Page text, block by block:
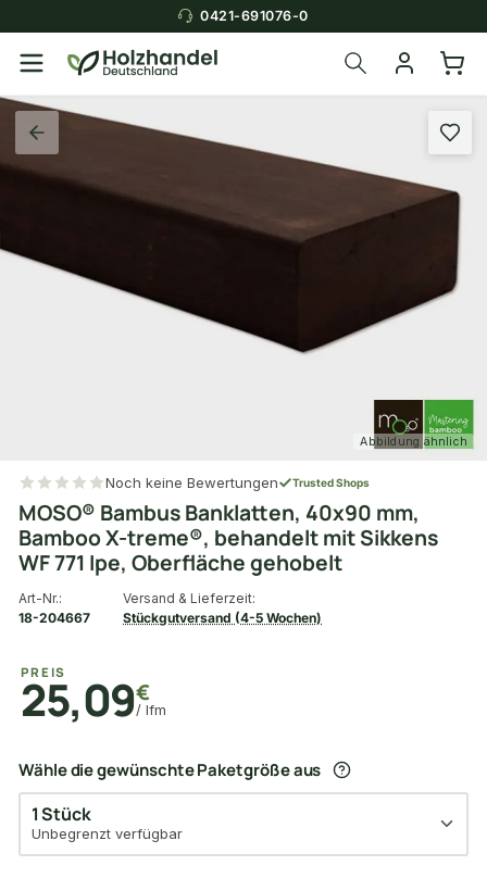
0421-691076-0
Abbildung ähnlich
Noch keine Bewertungen Trusted Shops
MOSO® Bambus Banklatten, 40x90 mm,
Bamboo X-treme®, behandelt mit Sikkens
WF 771 Ipe, Oberfläche gehobelt
Art-Nr.:
18-204667
Versand & Lieferzeit:
Stückgutversand (4-5 Wochen)
PREIS
25,09€
/ lfm
Wähle die gewünschte Paketgröße aus
1 Stück
Unbegrenzt verfügbar